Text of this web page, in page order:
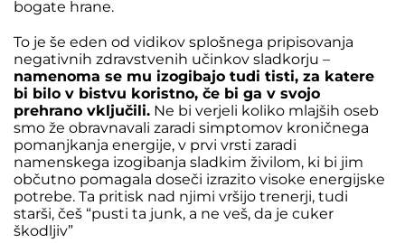
bogate hrane.
To je še eden od vidikov splošnega pripisovanja
negativnih zdravstvenih učinkov sladkorju –
namenoma se mu izogibajo tudi tisti, za katere
bi bilo v bistvu koristno, če bi ga v svojo
prehrano vključili. Ne bi verjeli koliko mlajših oseb
smo že obravnavali zaradi simptomov kroničnega
pomanjkanja energije, v prvi vrsti zaradi
namenskega izogibanja sladkim živilom, ki bi jim
občutno pomagala doseči izrazito visoke energijske
potrebe. Ta pritisk nad njimi vršijo trenerji, tudi
starši, češ “pusti ta junk, a ne veš, da je cuker
škodljiv”